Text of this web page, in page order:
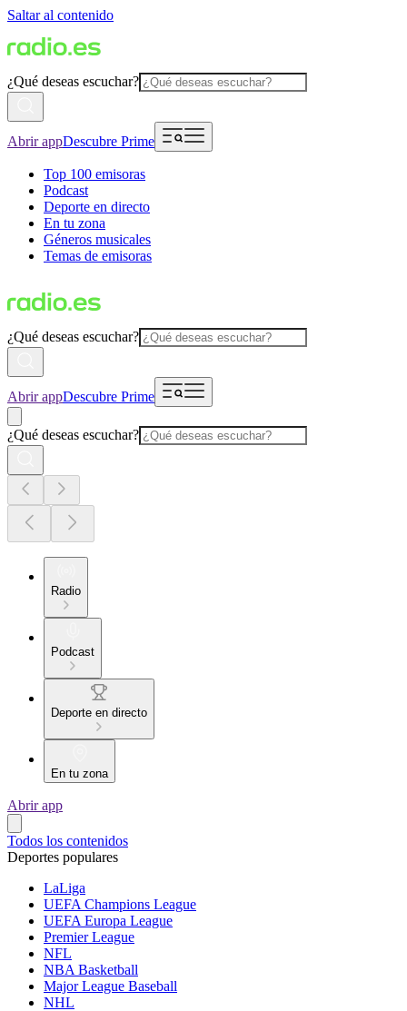
Saltar al contenido
¿Qué deseas escuchar?
Abrir appDescubre Prime
Top 100 emisoras
Podcast
Deporte en directo
En tu zona
Géneros musicales
Temas de emisoras
¿Qué deseas escuchar?
Abrir appDescubre Prime
¿Qué deseas escuchar?
Radio
Podcast
Deporte en directo
En tu zona
Abrir app
Todos los contenidos
Deportes populares
LaLiga
UEFA Champions League
UEFA Europa League
Premier League
NFL
NBA Basketball
Major League Baseball
NHL